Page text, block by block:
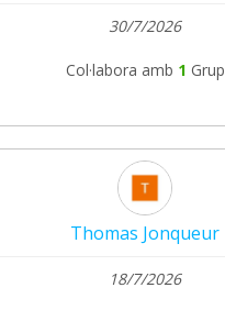
30/7/2026
Col·labora amb 1 Grup
Thomas Jonqueur
18/7/2026